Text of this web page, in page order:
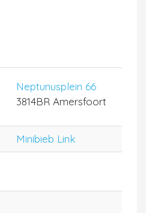
Neptunusplein 66
3814BR Amersfoort
Minibieb Link